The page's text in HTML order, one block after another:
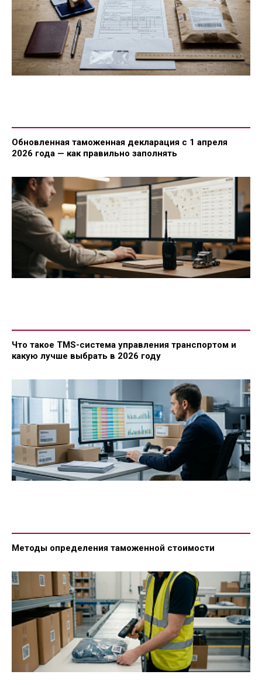
Обновленная таможенная декларация с 1 апреля
2026 года — как правильно заполнять
Что такое TMS-система управления транспортом и
какую лучше выбрать в 2026 году
Методы определения таможенной стоимости